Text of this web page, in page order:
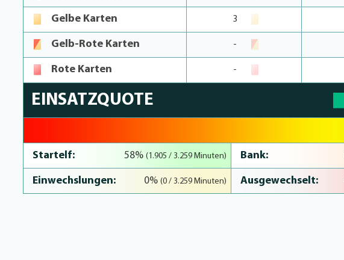
Gelbe Karten 3
Gelb-Rote Karten -
Rote Karten -
EINSATZQUOTE
Startelf: 58%(1.905 / 3.259 Minuten) Bank:
Einwechslungen: 0%(0 / 3.259 Minuten) Ausgewechselt: